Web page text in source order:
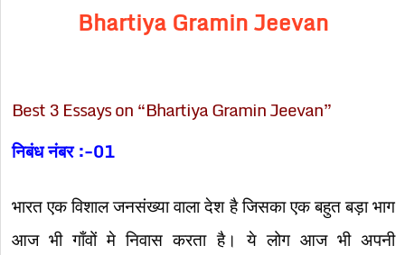
Bhartiya Gramin Jeevan
Best 3 Essays on “Bhartiya Gramin Jeevan”
निबंध नंबर :-01
भारत एक विशाल जनसंख्या वाला देश है जिसका एक बहुत बड़ा भाग
आज भी गाँवों मे निवास करता है। ये लोग आज भी अपनी